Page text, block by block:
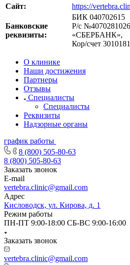
Сайт:
https://
Банковские
реквизиты:
БИК 040702615
Р/с
«СБЕРБАНК»,
Кор/счет
О клинике
Наши достижения
Партнеры
Отзывы
Специалисты
Специалисты
Реквизиты
Надзорные органы
график работы
8 (800) 505-80-63
8 (800) 505-80-63
Заказать звонок
E-mail
vertebra.clinic@gmail.com
Адрес
Кисловодск, ул. Кирова, д. 1
Режим работы
ПН-ПТ 9:00-18:00 СБ-ВС 9:00-16:00
Заказать звонок
vertebra.clinic@gmail.com